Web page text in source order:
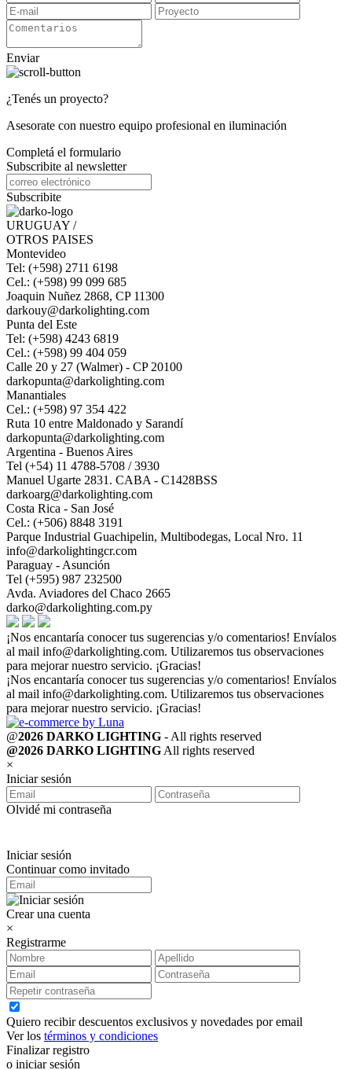
Enviar
¿Tenés un proyecto?
Asesorate con nuestro equipo profesional en iluminación
Completá el formulario
Subscribite al newsletter
Subscribite
URUGUAY /
OTROS PAISES
Montevideo
Tel: (+598) 2711 6198
Cel.: (+598) 99 099 685
Joaquin Nuñez 2868, CP 11300
darkouy@darkolighting.com
Punta del Este
Tel: (+598) 4243 6819
Cel.: (+598) 99 404 059
Calle 20 y 27 (Walmer) - CP 20100
darkopunta@darkolighting.com
Manantiales
Cel.: (+598) 97 354 422
Ruta 10 entre Maldonado y Sarandí
darkopunta@darkolighting.com
Argentina - Buenos Aires
Tel (+54) 11 4788-5708 / 3930
Manuel Ugarte 2831. CABA - C1428BSS
darkoarg@darkolighting.com
Costa Rica - San José
Cel.: (+506) 8848 3191
Parque Industrial Guachipelin, Multibodegas, Local Nro. 11
info@darkolightingcr.com
Paraguay - Asunción
Tel (+595) 987 232500
Avda. Aviadores del Chaco 2665
darko@darkolighting.com.py
¡Nos encantaría conocer tus sugerencias y/o comentarios! Envíalos
al mail info@darkolighting.com. Utilizaremos tus observaciones
para mejorar nuestro servicio. ¡Gracias!
¡Nos encantaría conocer tus sugerencias y/o comentarios! Envíalos
al mail info@darkolighting.com. Utilizaremos tus observaciones
para mejorar nuestro servicio. ¡Gracias!
@2026 DARKO LIGHTING - All rights reserved
@2026 DARKO LIGHTINGAll rights reserved
×
Iniciar sesión
Olvidé mi contraseña
Iniciar sesión
Continuar como invitado
Crear una cuenta
×
Registrarme
Quiero recibir descuentos exclusivos y novedades por email
Ver los términos y condiciones
Finalizar registro
o iniciar sesión